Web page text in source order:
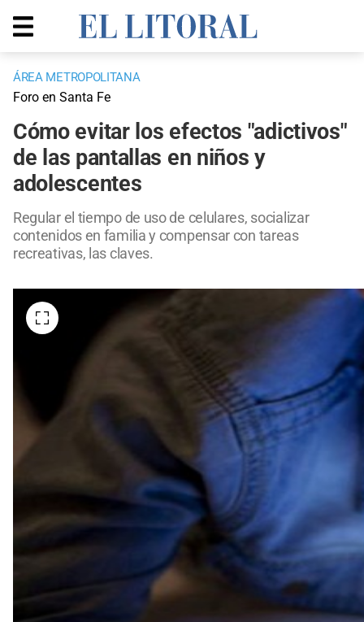
ÁREA METROPOLITANA
Foro en Santa Fe
Cómo evitar los efectos "adictivos"
de las pantallas en niños y
adolescentes
Regular el tiempo de uso de celulares, socializar
contenidos en familia y compensar con tareas
recreativas, las claves.